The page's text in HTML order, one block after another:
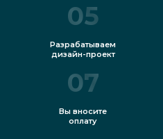
05
Разрабатываем
дизайн-проект
07
Вы вносите
оплату